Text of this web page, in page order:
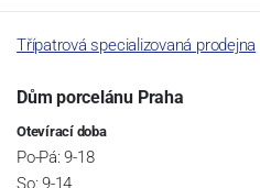
Třípatrová specializovaná prodejna
Dům porcelánu Praha
Otevírací doba
Po-Pá: 9-18
So: 9-14